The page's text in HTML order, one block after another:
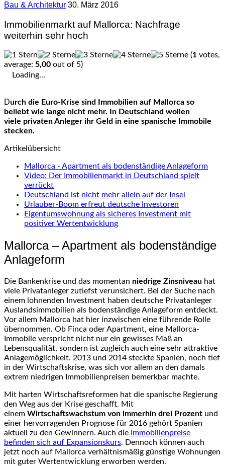
Bau & Architektur 30. März 2016
Immobilienmarkt auf Mallorca: Nachfrage
weiterhin sehr hoch
(1 votes,
average: 5,00 out of 5)
Loading...
Durch die Euro-Krise sind Immobilien auf Mallorca so
beliebt wie lange nicht mehr. In Deutschland wollen
viele privaten Anleger ihr Geld in eine spanische Immobile
stecken.
Artikelübersicht
Mallorca - Apartment als bodenständige Anlageform
Video: Der Immobilienmarkt in Deutschland spielt
verrückt
Deutschland ist nicht mehr allein auf der Insel
Urlauber-Boom erfreut deutsche Investoren
Eigentumswohnung als sicheres Investment mit
positiver Wertentwicklung
Mallorca – Apartment als bodenständige
Anlageform
Die Bankenkrise und das momentan niedrige Zinsniveau hat
viele Privatanleger zutiefst verunsichert. Bei der Suche nach
einem lohnenden Investment haben deutsche Privatanleger
Auslandsimmobilien als bodenständige Anlageform entdeckt.
Vor allem Mallorca hat hier inzwischen eine führende Rolle
übernommen. Ob Finca oder Apartment, eine Mallorca-
Immobile verspricht nicht nur ein gewisses Maß an
Lebensqualität, sondern ist zugleich auch eine sehr attraktive
Anlagemöglichkeit. 2013 und 2014 steckte Spanien, noch tief
in der Wirtschaftskrise, was sich vor allem an den damals
extrem niedrigen Immobilienpreisen bemerkbar machte.
Mit harten Wirtschaftsreformen hat die spanische Regierung
den Weg aus der Krise geschafft. Mit
einem Wirtschaftswachstum von immerhin drei Prozent und
einer hervorragenden Prognose für 2016 gehört Spanien
aktuell zu den Gewinnern. Auch die Immobilienpreise
befinden sich auf Expansionskurs. Dennoch können auch
jetzt noch auf Mallorca verhältnismäßig günstige Wohnungen
mit guter Wertentwicklung erworben werden.